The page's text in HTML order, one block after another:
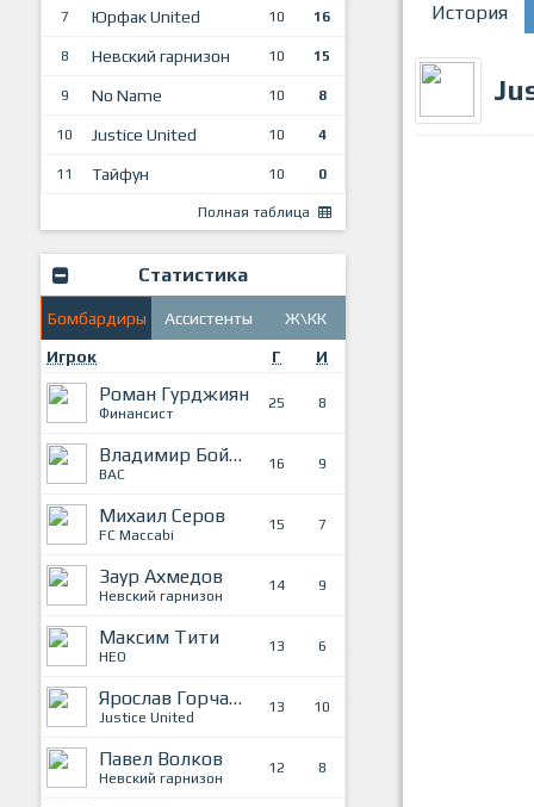
7 Юрфак United 10 16
8 Невский гарнизон 10 15
9 No Name 10 8
10 Justice United 10 4
11 Тайфун 10 0
Полная таблица
Статистика
Бомбардиры Ассистенты
Ж\КК
Игрок
Г И
Роман Гурджиян
Финансист
25 8
Владимир Бойченко
ВАС
16 9
Михаил Серов
FC Maccabi
15 7
Заур Ахмедов
Невский гарнизон
14 9
Максим Тити
НЕО
13 6
Ярослав Горчагов
Justice United
13 10
Павел Волков
Невский гарнизон
12 8
История